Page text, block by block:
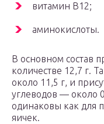
витамин В12;
аминокислоты.
В основном состав
количестве 12,7 г.
около 11,5 г, и
углеводов — около
одинаковы как для
яичек.